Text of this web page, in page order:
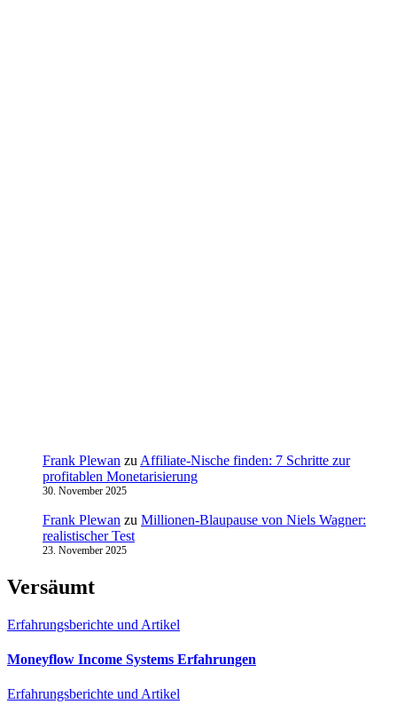
Frank Plewan zu Affiliate-Nische finden: 7 Schritte zur
profitablen Monetarisierung
30. November 2025
Frank Plewan zu Millionen‑Blaupause von Niels Wagner:
realistischer Test
23. November 2025
Versäumt
Erfahrungsberichte und Artikel
Moneyflow Income Systems Erfahrungen
Erfahrungsberichte und Artikel